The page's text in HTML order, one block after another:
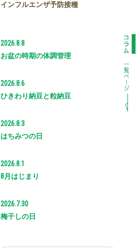
インフルエンザ予防接種
2026.8.8
お盆の時期の体調管理
2026.8.6
ひきわり納豆と粒納豆
2026.8.3
はちみつの日
2026.8.1
8月はじまり
2026.7.30
梅干しの日